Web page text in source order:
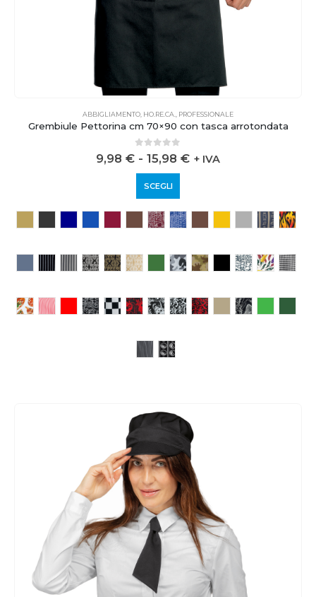
ABBIGLIAMENTO HO.RE.CA. PROFESSIONALE
Grembiule Pettorina cm 70×90 con tasca arrotondata
out of 5
9,98 € - 15,98 € + IVA
SCEGLI